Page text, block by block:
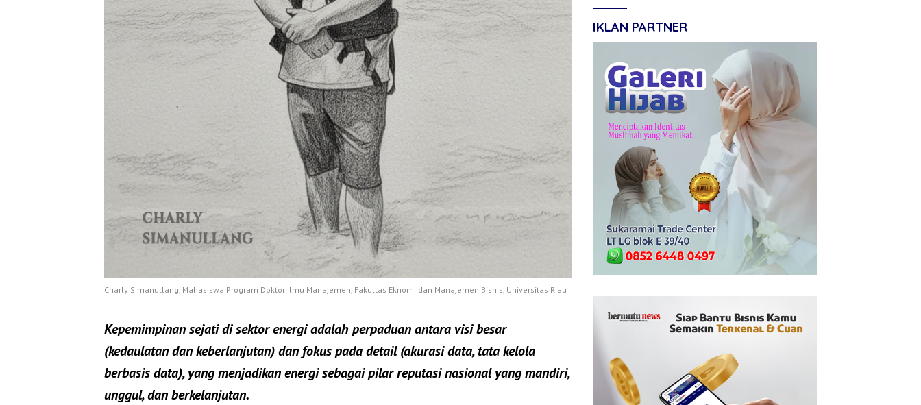
Charly Simanullang, Mahasiswa Program Doktor Ilmu Manajemen, Fakultas Eknomi dan Manajemen Bisnis, Universitas Riau
Kepemimpinan sejatidi sektor energi adalah perpaduan antara visi besar
(kedaulatan dan keberlanjutan) dan fokus pada detail (akurasi data, tata kelola
berbasis data), yang menjadikan energi sebagai pilar reputasi nasional yang mandiri,
unggul, dan berkelanjutan.
IKLAN PARTNER